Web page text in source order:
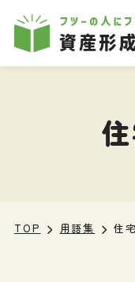
本文へ移動
TOP 用語集 住